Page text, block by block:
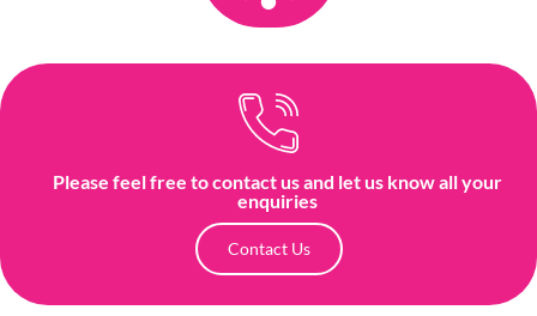
Please feel free to contact us and let us know all your
enquiries
Contact Us